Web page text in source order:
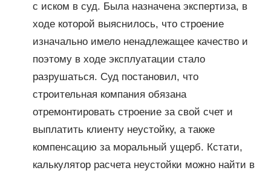
с иском в суд. Была назначена экспертиза, в
ходе которой выяснилось, что строение
изначально имело ненадлежащее качество и
поэтому в ходе эксплуатации стало
разрушаться. Суд постановил, что
строительная компания обязана
отремонтировать строение за свой счет и
выплатить клиенту неустойку, а также
компенсацию за моральный ущерб. Кстати,
калькулятор расчета неустойки можно найти в